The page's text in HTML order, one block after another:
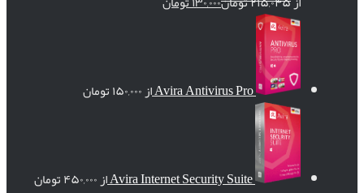
Avira Antivirus Proاز۱۵۰,۰۰۰تومان
Avira Internet Security Suiteاز۴۵۰,۰۰۰تومان